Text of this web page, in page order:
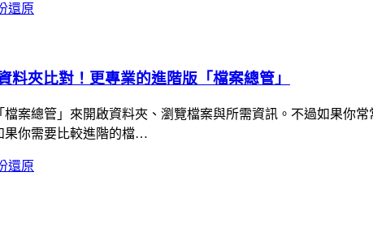
還原
料夾比對！更專業的進階版「檔案總管」
檔案總管」來開啟資料夾、瀏覽檔案與所需資訊。不過如果
果你需要比較進階的檔…
還原